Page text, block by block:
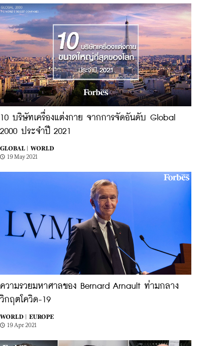
10 บริษัทเครื่องแต่งกาย จากการจัดอันดับ Global
2000 ประจำปี 2021
GLOBAL |
WORLD
19 May 2021
ความรวยมหาศาลของ Bernard Arnault ท่ามกลาง
วิกฤตโควิด-19
WORLD |
EUROPE
19 Apr 2021